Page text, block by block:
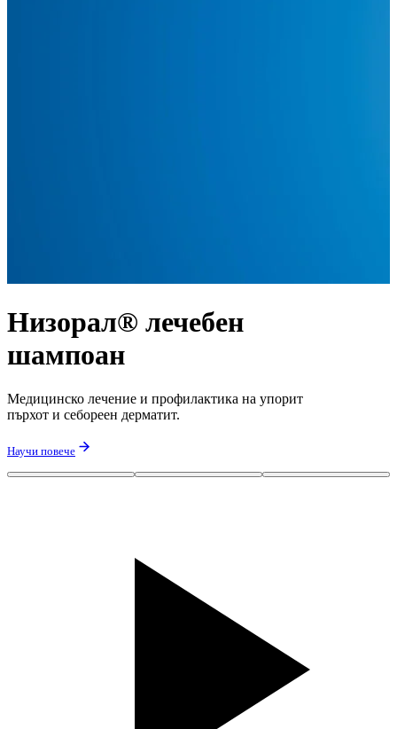
Низорал® лечебен
шампоан
Медицинско лечение и профилактика на упорит
пърхот и себореен дерматит.
Научи повече